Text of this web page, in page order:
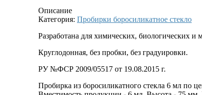
Описание
Категория: Пробирки боросиликатное стекло
Разработана для химических, биологических
Круглодонная, без пробки, без градуировки.
РУ №ФСР 2009/05517 от 19.08.2015 г.
Пробирка из боросиликатного стекла 6 мл по